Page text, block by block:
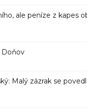
ale peníze z kapes
Doňov
Malý zázrak se